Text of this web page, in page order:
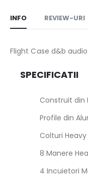
images
gallery
INFO
Flight Case d&b
SPECIFICATII
Construit din
Profile din
Colturi
8 Manere
4 Incuietori
REVIEW-URI